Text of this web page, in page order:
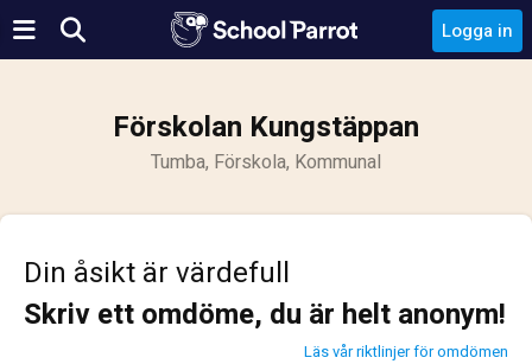
Logga in
Förskolan Kungstäppan
Tumba, Förskola, Kommunal
Din åsikt är värdefull
Skriv ett omdöme, du är helt anonym!
Läs vår riktlinjer för omdömen